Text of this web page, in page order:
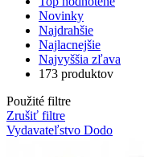
Novinky
Najdrahšie
Najlacnejšie
Najvyššia zľava
173 produktov
Použité filtre
Zrušiť filtre
Vydavateľstvo Dodo